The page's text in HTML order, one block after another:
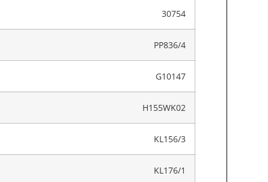
30754
PP836/4
G10147
H155WK02
KL156/3
KL176/1